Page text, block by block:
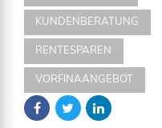
KUNDENBERATUNG
RENTESPAREN
VORFINAANGEBOT